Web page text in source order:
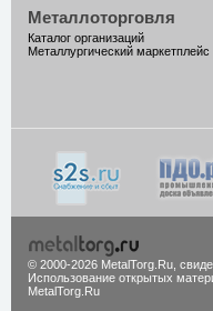
Металлоторговля
Каталог организаций
Металлургический маркетплейс
© 2000-2026 MetalTorg.Ru,
Использование открытых
MetalTorg.Ru